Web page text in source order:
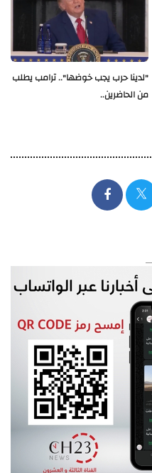
"لدينا حرب يجب خوضها".. ترامب يطلب
من الحاضرين..